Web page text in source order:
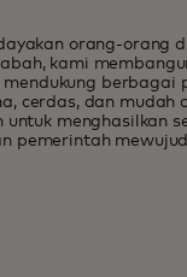
orang-orang
kami
berbagai
cerdas, dan mudah
menghasilkan
pemerintah